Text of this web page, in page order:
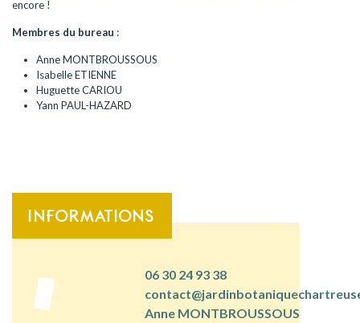
encore !
Membres du bureau :
Anne MONTBROUSSOUS
Isabelle ETIENNE
Huguette CARIOU
Yann PAUL-HAZARD
INFORMATIONS
06 30 24 93 38
Anne MONTBROUSSOUS